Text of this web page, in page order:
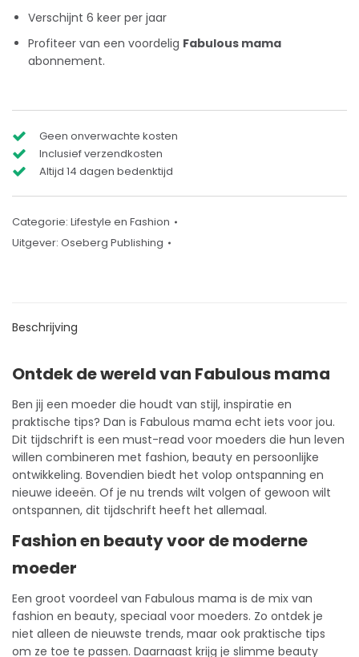
Verschijnt 6 keer per jaar
Profiteer van een voordelig Fabulous mama
abonnement.
Geen onverwachte kosten
Inclusief verzendkosten
Altijd 14 dagen bedenktijd
Categorie: Lifestyle en Fashion
Uitgever: Oseberg Publishing
Beschrijving
Ontdek de wereld van Fabulous mama
Ben jij een moeder die houdt van stijl, inspiratie en
praktische tips? Dan is Fabulous mama echt iets voor jou.
Dit tijdschrift is een must-read voor moeders die hun leven
willen combineren met fashion, beauty en persoonlijke
ontwikkeling. Bovendien biedt het volop ontspanning en
nieuwe ideeën. Of je nu trends wilt volgen of gewoon wilt
ontspannen, dit tijdschrift heeft het allemaal.
Fashion en beauty voor de moderne
moeder
Een groot voordeel van Fabulous mama is de mix van
fashion en beauty, speciaal voor moeders. Zo ontdek je
niet alleen de nieuwste trends, maar ook praktische tips
om ze toe te passen. Daarnaast krijg je slimme beauty